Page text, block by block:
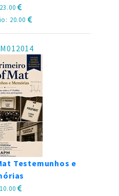
20.00
Testemunhos e